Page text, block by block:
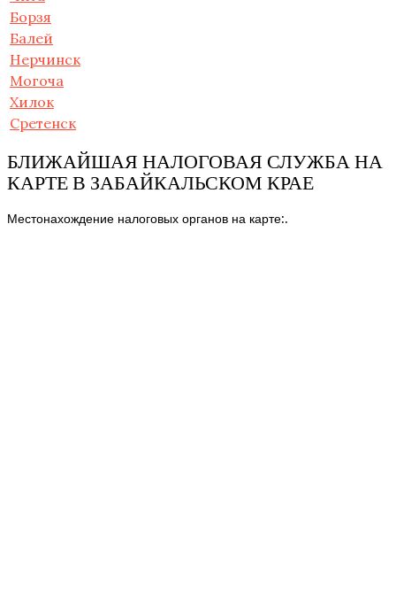
Борзя
Балей
Нерчинск
Могоча
Хилок
Сретенск
БЛИЖАЙШАЯ НАЛОГОВАЯ СЛУЖБА НА
КАРТЕ В ЗАБАЙКАЛЬСКОМ КРАЕ
Местонахождение налоговых органов на карте:.